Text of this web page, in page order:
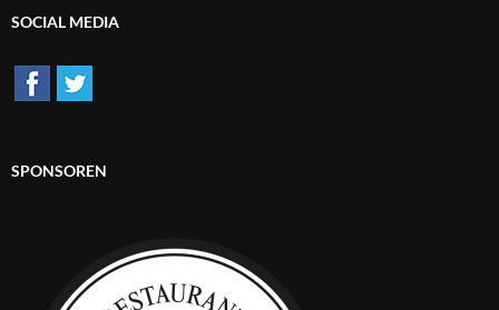
SOCIAL MEDIA
SPONSOREN